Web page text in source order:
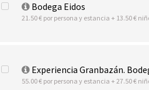
Bodega Eidos
21.50 € por persona y estancia + 13.50 €
Experiencia Granbazán.
55.00 € por persona y estancia + 27.50 €